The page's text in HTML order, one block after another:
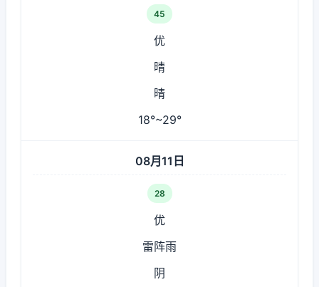
45
优
晴
晴
18°~29°
08月11日
28
优
雷阵雨
阴